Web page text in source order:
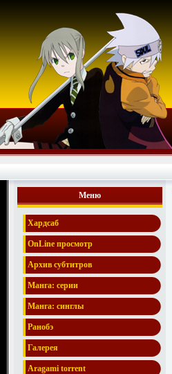
Меню
Хардсаб
OnLine просмотр
Архив субтитров
Манга: серии
Манга: синглы
Ранобэ
Галерея
Aragami torrent